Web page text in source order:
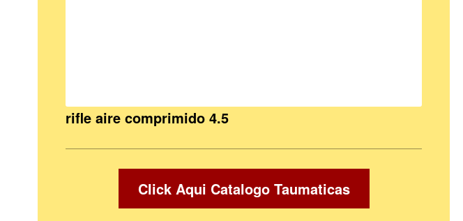
rifle aire comprimido 4.5
Click Aqui Catalogo Taumaticas